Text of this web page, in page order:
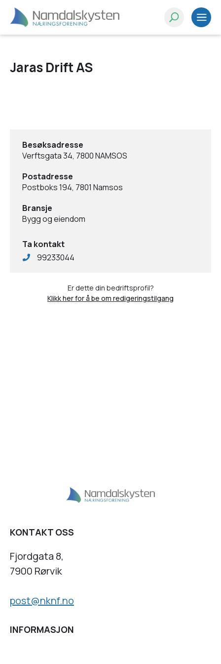
Jaras Drift AS
Besøksadresse
Verftsgata 34, 7800 NAMSOS
Postadresse
Postboks 194, 7801 Namsos
Bransje
Bygg og eiendom
Ta kontakt
99233044
Er dette din bedriftsprofil?
Klikk her for å be om redigeringstilgang
KONTAKT OSS
Fjordgata 8,
7900 Rørvik
post@nknf.no
INFORMASJON